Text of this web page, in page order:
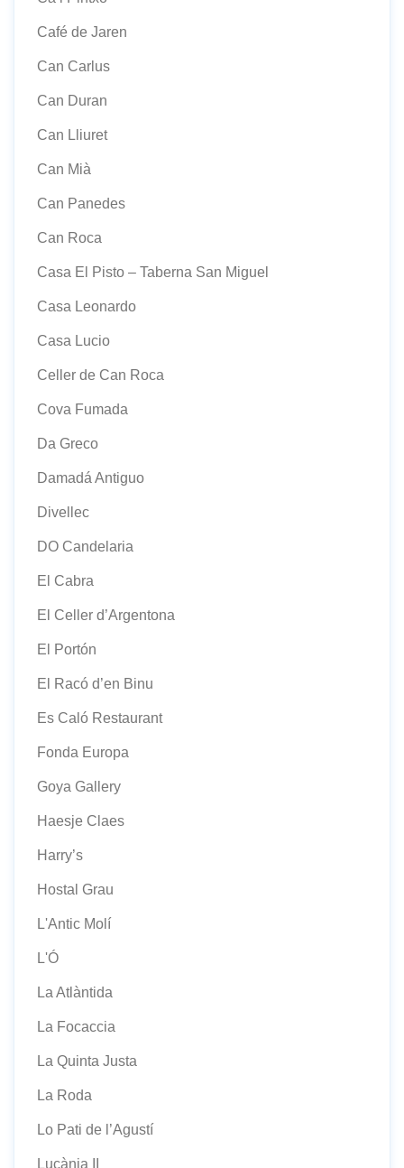
Café de Jaren
Can Carlus
Can Duran
Can Lliuret
Can Mià
Can Panedes
Can Roca
Casa El Pisto – Taberna San Miguel
Casa Leonardo
Casa Lucio
Celler de Can Roca
Cova Fumada
Da Greco
Damadá Antiguo
Divellec
DO Candelaria
El Cabra
El Celler d’Argentona
El Portón
El Racó d’en Binu
Es Caló Restaurant
Fonda Europa
Goya Gallery
Haesje Claes
Harry’s
Hostal Grau
L'Antic Molí
L'Ó
La Atlàntida
La Focaccia
La Quinta Justa
La Roda
Lo Pati de l’Agustí
Lucània II